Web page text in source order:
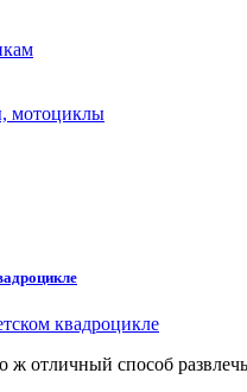
мотоциклы
отличный способ